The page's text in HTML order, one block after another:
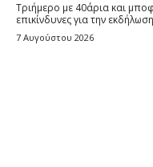
Τριήμερο με 40άρια και
επικίνδυνες για την
7 Αυγούστου 2026